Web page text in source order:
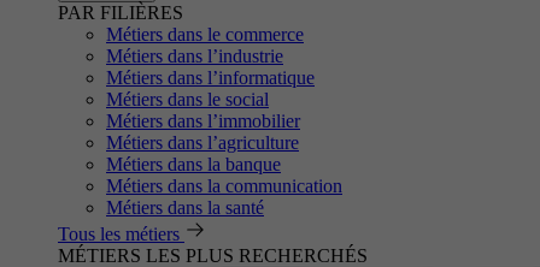
PAR FILIÈRES
Métiers dans le commerce
Métiers dans l’industrie
Métiers dans l’informatique
Métiers dans le social
Métiers dans l’immobilier
Métiers dans l’agriculture
Métiers dans la banque
Métiers dans la communication
Métiers dans la santé
Tous les métiers
MÉTIERS LES PLUS RECHERCHÉS